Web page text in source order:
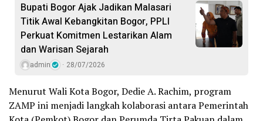
Bupati Bogor Ajak Jadikan Malasari
Titik Awal Kebangkitan Bogor, PPLI
Perkuat Komitmen Lestarikan Alam
dan Warisan Sejarah
admin 28/07/2026
Menurut Wali Kota Bogor, Dedie A. Rachim, program
ZAMP ini menjadi langkah kolaborasi antara Pemerintah